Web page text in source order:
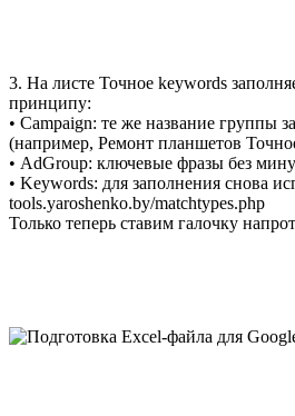
3. На листе Точное keywords
принципу:
• Campaign: те же название группы
(например, Ремонт планшетов
• AdGroup: ключевые фразы без
• Keywords: для заполнения снова
tools.yaroshenko.by/matchtypes.php
Только теперь ставим галочку